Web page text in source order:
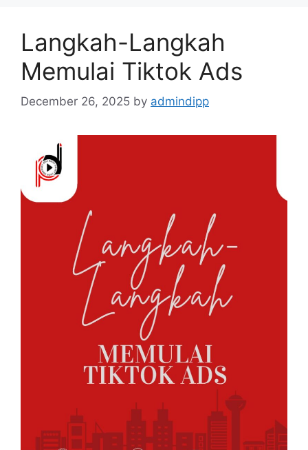
Langkah-Langkah
Memulai Tiktok Ads
December 26, 2025 by admindipp